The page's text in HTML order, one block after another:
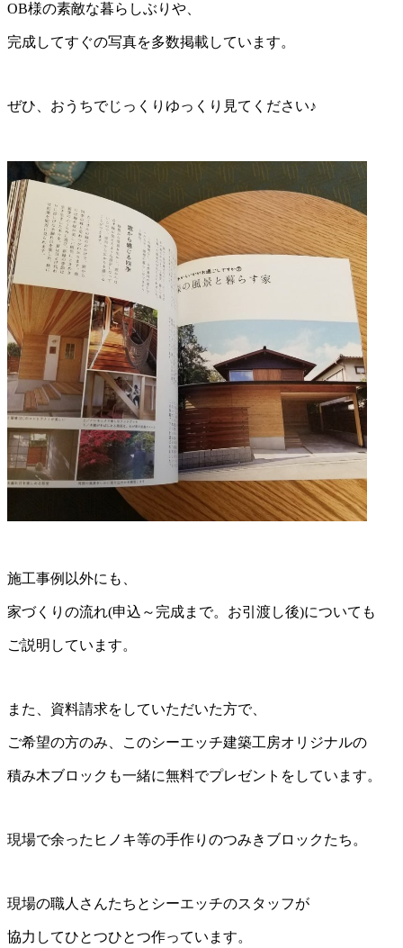
OB様の素敵な暮らしぶりや、
完成してすぐの写真を多数掲載しています。
ぜひ、おうちでじっくりゆっくり見てください♪
施工事例以外にも、
家づくりの流れ(申込～完成まで。お引渡し後)についても
ご説明しています。
また、資料請求をしていただいた方で、
ご希望の方のみ、このシーエッチ建築工房オリジナルの
積み木ブロックも一緒に無料でプレゼントをしています。
現場で余ったヒノキ等の手作りのつみきブロックたち。
現場の職人さんたちとシーエッチのスタッフが
協力してひとつひとつ作っています。